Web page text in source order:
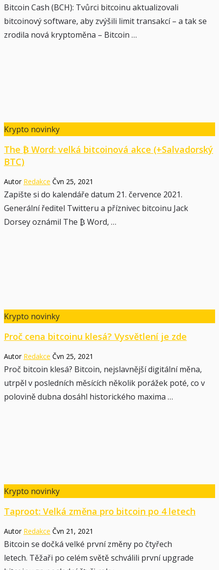
Bitcoin Cash (BCH): Tvůrci bitcoinu aktualizovali
bitcoinový software, aby zvýšili limit transakcí – a tak se
zrodila nová kryptoměna – Bitcoin …
Krypto novinky
The ₿ Word: velká bitcoinová akce (+Salvadorský
BTC)
Autor Redakce Čvn 25, 2021
Zapište si do kalendáře datum 21. července 2021.
Generální ředitel Twitteru a příznivec bitcoinu Jack
Dorsey oznámil The ₿ Word, …
Krypto novinky
Proč cena bitcoinu klesá? Vysvětlení je zde
Autor Redakce Čvn 25, 2021
Proč bitcoin klesá? Bitcoin, nejslavnější digitální měna,
utrpěl v posledních měsících několik porážek poté, co v
polovině dubna dosáhl historického maxima …
Krypto novinky
Taproot: Velká změna pro bitcoin po 4 letech
Autor Redakce Čvn 21, 2021
Bitcoin se dočká velké první změny po čtyřech
letech. Těžaři po celém světě schválili první upgrade